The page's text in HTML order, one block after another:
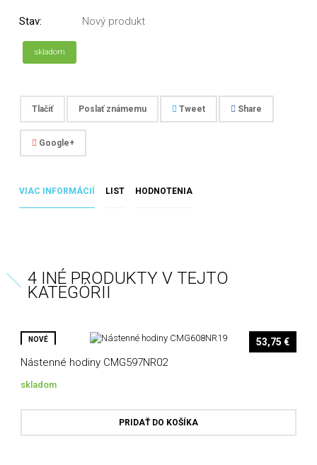
Stav:
Nový produkt
skladom
Tlačiť Poslať známemu Tweet Share
Google+
VIAC INFORMÁCIÍ LIST HODNOTENIA
4 INÉ PRODUKTY V TEJTO
KATEGÓRII
NOVÉ
Nástenné hodiny CMG597NR02
skladom
53,75 €
PRIDAŤ DO KOŠÍKA